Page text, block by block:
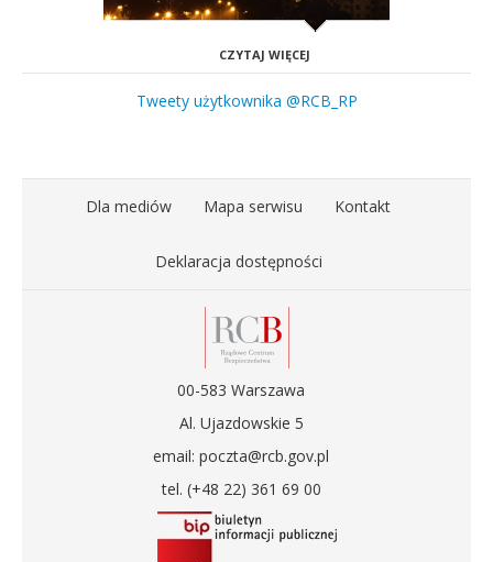
CZYTAJ WIĘCEJ
Tweety użytkownika @RCB_RP
Dla mediów Mapa serwisu Kontakt
Deklaracja dostępności
00-583 Warszawa
Al. Ujazdowskie 5
email: poczta@rcb.gov.pl
tel. (+48 22) 361 69 00